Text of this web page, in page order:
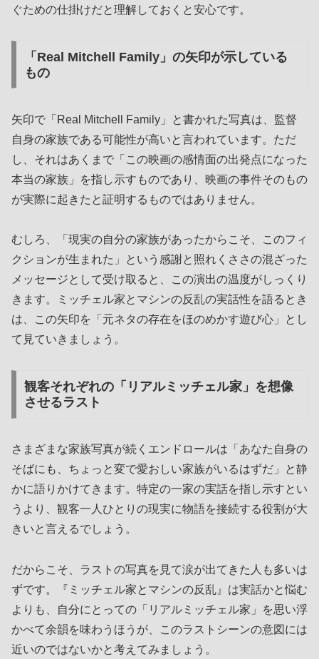
ぐための仕掛けだと理解しておくと安心です。
「Real Mitchell Family」の矢印が示している
もの
矢印で「Real Mitchell Family」と書かれた写真は、監督
自身の家族である可能性が高いと言われています。ただ
し、それはあくまで「この映画の感情面の出発点になった
本当の家族」を指し示すものであり、映画の事件そのもの
が実際に起きたと証明するものではありません。
むしろ、「現実の自分の家族があったからこそ、このフィ
クションが生まれた」という感謝と照れくささの混ざった
メッセージとして受け取ると、この演出の温度がしっくり
きます。ミッチェル家とマシンの反乱の実話性を語るとき
は、この矢印を「元ネタの存在をほのめかす遊び心」とし
て見ていきましょう。
観客それぞれの「リアルミッチェル家」を想像
させるラスト
さまざまな家族写真が続くエンドロールは「あなた自身の
そばにも、ちょっと変で愛おしい家族がいるはずだ」と静
かに語りかけてきます。特定の一家の実話を指し示すとい
うより、観客一人ひとりの現実に物語を接続する役割が大
きいと言えるでしょう。
だからこそ、ラストの写真を見て涙が出てきた人も多いは
ずです。『ミッチェル家とマシンの反乱』は実話かと悩む
よりも、自分にとっての「リアルミッチェル家」を思い浮
かべて余韻を味わうほうが、このラストシーンの意図には
近いのではないかと考えてみましょう。